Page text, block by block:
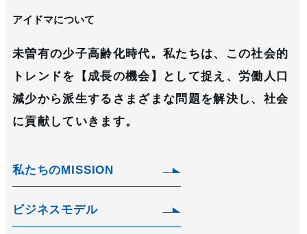
アイドマについて
未曽有の少子高齢化時代。私たちは、この社会的
トレンドを【成長の機会】として捉え、労働人口
減少から派生するさまざまな問題を解決し、社会
に貢献していきます。
私たちのMISSION
ビジネスモデル